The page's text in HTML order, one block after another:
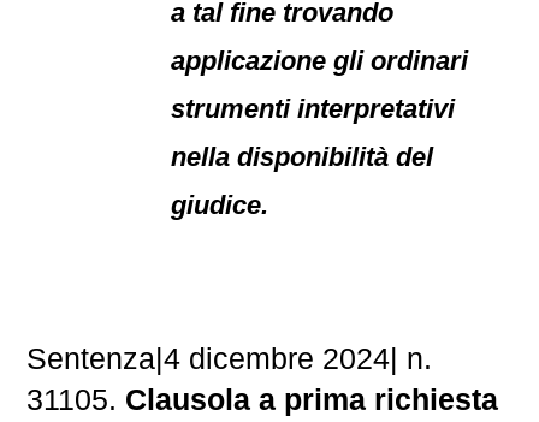
a tal fine trovando
applicazione gli ordinari
strumenti interpretativi
nella disponibilità del
giudice.
Sentenza|4 dicembre 2024| n.
31105. Clausola a prima richiesta